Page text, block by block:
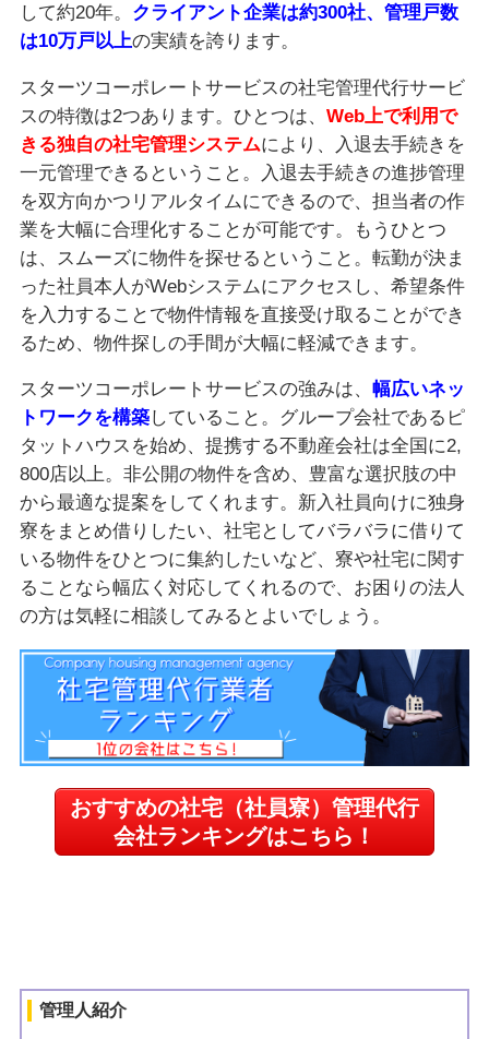
して約20年。 クライアント企業は約300社、管理戸数
は10万戸以上の実績を誇ります。
スターツコーポレートサービスの社宅管理代行サービ
スの特徴は2つあります。ひとつは、 Web上で利用で
きる独自の社宅管理システムにより、入退去手続きを
一元管理できるということ。入退去手続きの進捗管理
を双方向かつリアルタイムにできるので、担当者の作
業を大幅に合理化することが可能です。もうひとつ
は、スムーズに物件を探せるということ。転勤が決ま
った社員本人がWebシステムにアクセスし、希望条件
を入力することで物件情報を直接受け取ることができ
るため、物件探しの手間が大幅に軽減できます。
スターツコーポレートサービスの強みは、 幅広いネッ
トワークを構築していること。グループ会社であるピ
タットハウスを始め、提携する不動産会社は全国に2,
800店以上。非公開の物件を含め、豊富な選択肢の中
から最適な提案をしてくれます。新入社員向けに独身
寮をまとめ借りしたい、社宅としてバラバラに借りて
いる物件をひとつに集約したいなど、寮や社宅に関す
ることなら幅広く対応してくれるので、お困りの法人
の方は気軽に相談してみるとよいでしょう。
おすすめの社宅（社員寮）管理代行
会社ランキングはこちら！
管理人紹介